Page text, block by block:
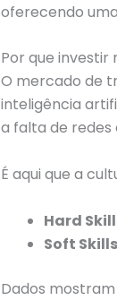
oferecendo
Por que
O mercado de
inteligência
a falta de redes
É aqui que a
Hard
Soft
Dados